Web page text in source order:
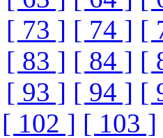
[ 73 ] [ 74 ] [
[ 83 ] [ 84 ] [
[ 93 ] [ 94 ] [
[ 102 ] [ 103 ]